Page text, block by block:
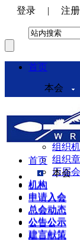
登录 | 注册
首页
本会
本会
领导
理事会
组织
组织
历届
机构
申请入会
总会动态
公告公示
建言献策
首页
本会
机构
申请入会
总会动态
公告公示
建言献策